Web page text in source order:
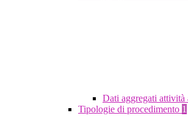
Dati aggregati attività
Tipologie di procedimento 1